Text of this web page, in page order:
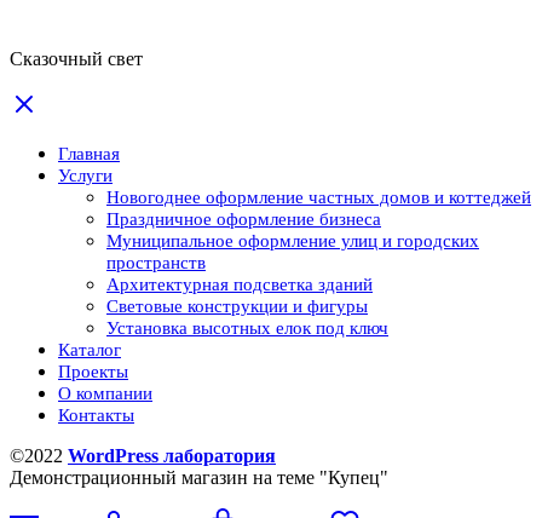
Сказочный свет
Главная
Услуги
Новогоднее оформление частных домов и коттеджей
Праздничное оформление бизнеса
Муниципальное оформление улиц и городских
пространств
Архитектурная подсветка зданий
Световые конструкции и фигуры
Установка высотных елок под ключ
Каталог
Проекты
О компании
Контакты
©2022 WordPress лаборатория
Демонстрационный магазин на теме "Купец"